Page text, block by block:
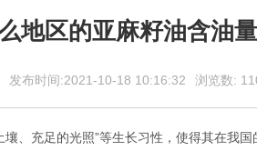
地区的亚麻籽油含油
发布时间:2021-10-18 10:16:32 浏览数:
充足的光照”等生长习性，使得其在我